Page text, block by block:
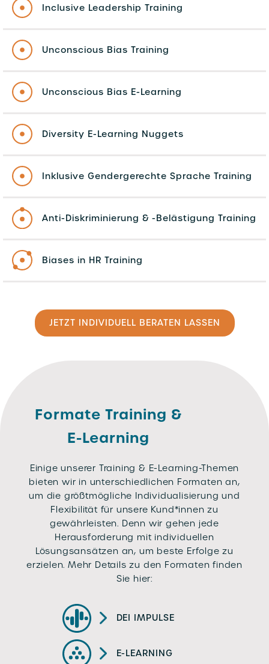
Inclusive Leadership Training
Unconscious Bias Training
Unconscious Bias E-Learning
Diversity E-Learning Nuggets
Inklusive Gendergerechte Sprache Training
Anti-Diskriminierung & -Belästigung Training
Biases in HR Training
JETZT INDIVIDUELL BERATEN LASSEN
Formate Training &
E-Learning
Einige unserer Training & E-Learning-Themen
bieten wir in unterschiedlichen Formaten an,
um die größtmögliche Individualisierung und
Flexibilität für unsere Kund*innen zu
gewährleisten. Denn wir gehen jede
Herausforderung mit individuellen
Lösungsansätzen an, um beste Erfolge zu
erzielen. Mehr Details zu den Formaten finden
Sie hier:
DEI IMPULSE
E-LEARNING